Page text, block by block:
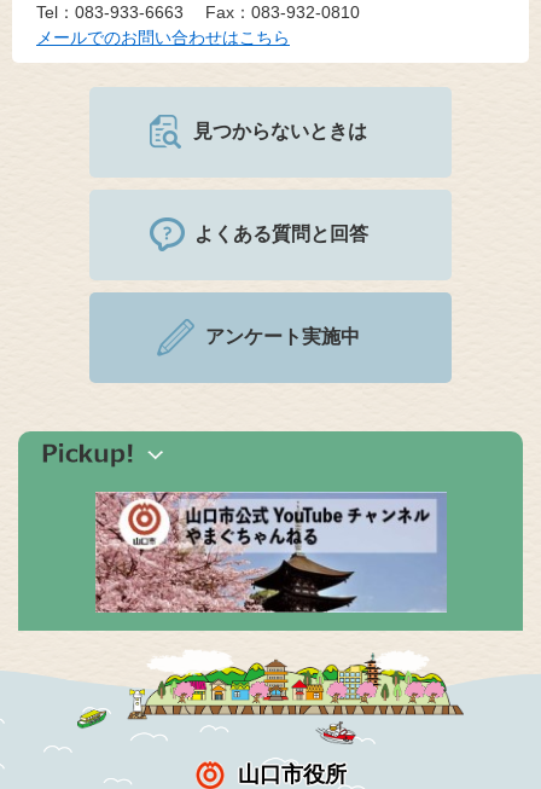
Tel：083-933-6663
Fax：083-932-0810
メールでのお問い合わせはこちら
見つからないときは
よくある質問と回答
アンケート実施中
山口市役所